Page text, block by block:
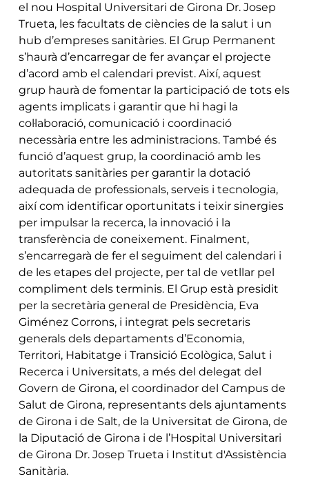
el nou Hospital Universitari de Girona Dr. Josep
Trueta, les facultats de ciències de la salut i un
hub d’empreses sanitàries. El Grup Permanent
s’haurà d’encarregar de fer avançar el projecte
d’acord amb el calendari previst. Així, aquest
grup haurà de fomentar la participació de tots els
agents implicats i garantir que hi hagi la
col·laboració, comunicació i coordinació
necessària entre les administracions. També és
funció d’aquest grup, la coordinació amb les
autoritats sanitàries per garantir la dotació
adequada de professionals, serveis i tecnologia,
així com identificar oportunitats i teixir sinergies
per impulsar la recerca, la innovació i la
transferència de coneixement. Finalment,
s’encarregarà de fer el seguiment del calendari i
de les etapes del projecte, per tal de vetllar pel
compliment dels terminis. El Grup està presidit
per la secretària general de Presidència, Eva
Giménez Corrons, i integrat pels secretaris
generals dels departaments d’Economia,
Territori, Habitatge i Transició Ecològica, Salut i
Recerca i Universitats, a més del delegat del
Govern de Girona, el coordinador del Campus de
Salut de Girona, representants dels ajuntaments
de Girona i de Salt, de la Universitat de Girona, de
la Diputació de Girona i de l’Hospital Universitari
de Girona Dr. Josep Trueta i Institut d'Assistència
Sanitària.